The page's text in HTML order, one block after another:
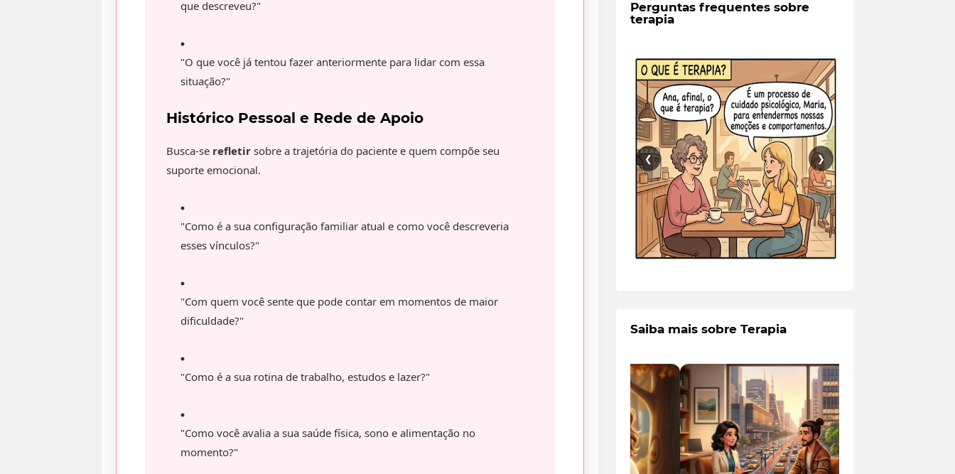
que descreveu?"
"O que você já tentou fazer anteriormente para lidar com essa
situação?"
Histórico Pessoal e Rede de Apoio
Busca-se refletir sobre a trajetória do paciente e quem compõe seu
suporte emocional.
"Como é a sua configuração familiar atual e como você descreveria
esses vínculos?"
"Com quem você sente que pode contar em momentos de maior
dificuldade?"
"Como é a sua rotina de trabalho, estudos e lazer?"
"Como você avalia a sua saúde física, sono e alimentação no
momento?"
Perguntas frequentes sobre
terapia
❮ ❯
Saiba mais sobre Terapia